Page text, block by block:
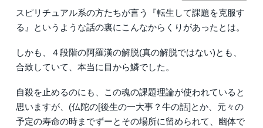
スピリチュアル系の方たちが言う『転生して課題を克服す
る』というような話の裏にこんなからくりがあったとは。
しかも、４段階の阿羅漢の解脱(真の解脱ではない)とも、
合致していて、本当に目から鱗でした。
自殺を止めるのにも、この魂の課題理論が使われていると
思いますが、(仏陀の[後生の一大事？牛の話]とか、元々の
予定の寿命の時までずーとその場所に留められて、幽体で